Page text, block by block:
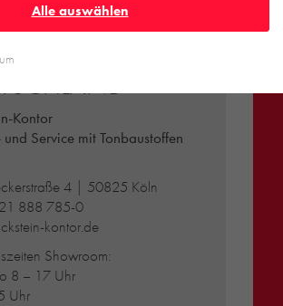
Kontor
Service mit Tonbaustoffen
4 | 50825 Köln
888 785-0
kontor.de
Showroom:
8 – 17 Uhr
Uhr
Alle auswählen